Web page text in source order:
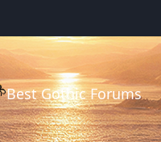
Best Gothic Forums